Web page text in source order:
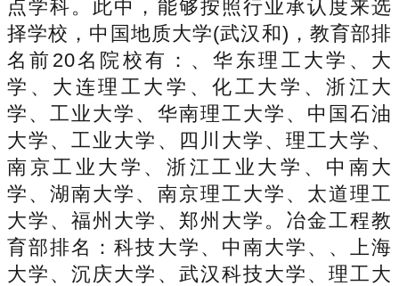
点学科。此中，能够按照行业承认度来选
择学校，中国地质大学(武汉和)，教育部排
名前20名院校有：、华东理工大学、大
学、大连理工大学、化工大学、浙江大
学、工业大学、华南理工大学、中国石油
大学、工业大学、四川大学、理工大学、
南京工业大学、浙江工业大学、中南大
学、湖南大学、南京理工大学、太道理工
大学、福州大学、郑州大学。冶金工程教
育部排名：科技大学、中南大学、、上海
大学、沉庆大学、武汉科技大学、理工大